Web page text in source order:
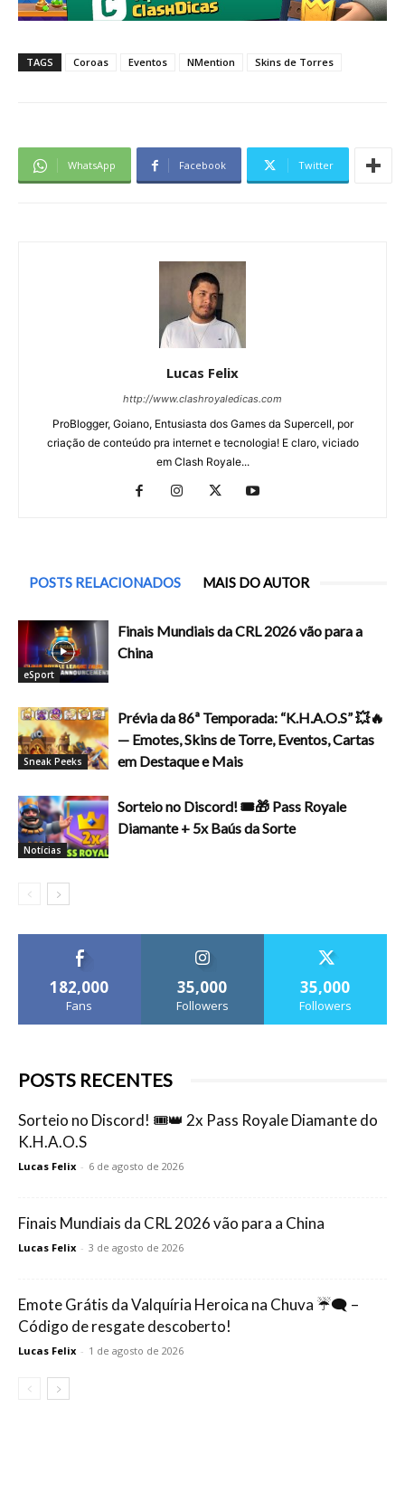
TAGS Coroas Eventos NMention Skins de Torres
WhatsApp Facebook Twitter
Lucas Felix
http://www.clashroyaledicas.com
ProBlogger, Goiano, Entusiasta dos Games da Supercell, por
criação de conteúdo pra internet e tecnologia! E claro, viciado
em Clash Royale...
POSTS RELACIONADOS MAIS DO AUTOR
eSport
Finais Mundiais da CRL 2026 vão para a
China
Sneak Peeks
Prévia da 86ª Temporada: “K.H.A.O.S” 💥🔥
— Emotes, Skins de Torre, Eventos, Cartas
em Destaque e Mais
Notícias
Sorteio no Discord! 🎟️🎁 Pass Royale
Diamante + 5x Baús da Sorte
182,000
Fans
35,000
Followers
35,000
Followers
POSTS RECENTES
Sorteio no Discord! 🎟️👑 2x Pass Royale Diamante do
K.H.A.O.S
Lucas Felix - 6 de agosto de 2026
Finais Mundiais da CRL 2026 vão para a China
Lucas Felix - 3 de agosto de 2026
Emote Grátis da Valquíria Heroica na Chuva ☔🗨️ –
Código de resgate descoberto!
Lucas Felix - 1 de agosto de 2026